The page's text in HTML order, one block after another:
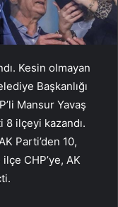
Kesin olmayan
Başkanlığı
Mansur Yavaş
8 ilçeyi kazandı.
Parti’den 10,
CHP’ye, AK